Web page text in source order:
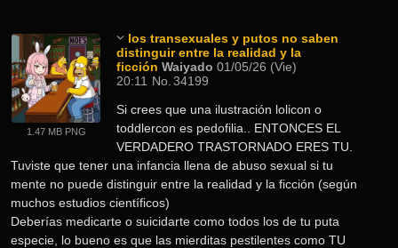
1.47 MB PNG
los transexuales y putos no saben
distinguir entre la realidad y la
ficción Waiyado 01/05/26 (Vie)
20:11 No. 34199
Si crees que una ilustración lolicon o
toddlercon es pedofilia.. ENTONCES EL
VERDADERO TRASTORNADO ERES TU.
Tuviste que tener una infancia llena de abuso sexual si tu
mente no puede distinguir entre la realidad y la ficción (según
muchos estudios científicos)
Deberías medicarte o suicidarte como todos los de tu puta
especie, lo bueno es que las mierditas pestilentes como TU